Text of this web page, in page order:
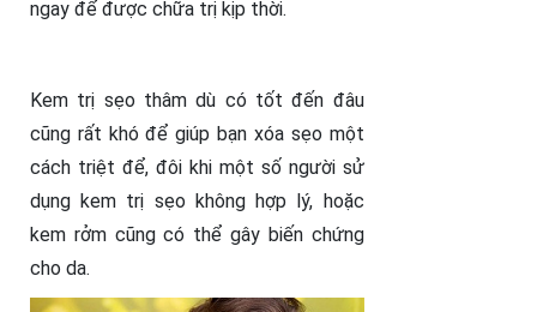
ngay để được chữa trị kịp thời.
Kem trị sẹo thâm dù có tốt đến đâu
cũng rất khó để giúp bạn xóa sẹo một
cách triệt để, đôi khi một số người sử
dụng kem trị sẹo không hợp lý, hoặc
kem rởm cũng có thể gây biến chứng
cho da.